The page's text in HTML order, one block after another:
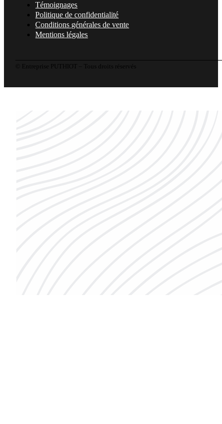
Témoignages
Politique de confidentialité
Conditions générales de vente
Mentions légales
© Entreprise PUTHIOT – Tous droits réservés